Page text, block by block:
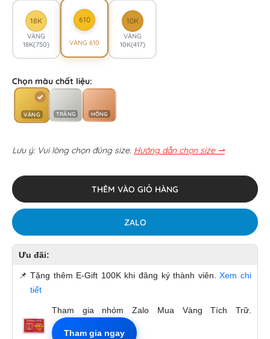
18K
VÀNG
18K(750)
610
VÀNG 610
10K
VÀNG
10K(417)
Chọn màu chất liệu:
VÀNG TRẮNG HỒNG
Lưu ý: Vui lòng chọn đúng size. Hướng dẫn chọn size ⇀
THÊM VÀO GIỎ HÀNG
ZALO
Ưu đãi:
📌 Tặng thêm E-Gift 100K khi đăng ký thành viên.Xem chi
tiết
Tham gia nhóm Zalo Mua Vàng Tích Trữ.
Tham gia ngay